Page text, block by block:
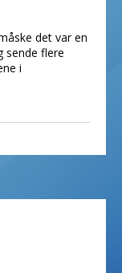
det var en
sende flere
i